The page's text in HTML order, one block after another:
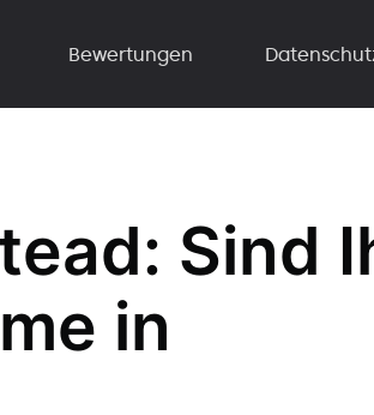
Bewertungen
Sind
in